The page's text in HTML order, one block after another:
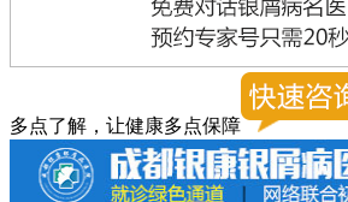
多点了解，让健康多点保障